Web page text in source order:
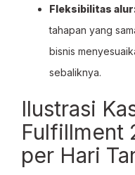
Fleksibilitas
tahapan yang
bisnis
sebaliknya.
Ilustrasi
Fulfillment
per Hari